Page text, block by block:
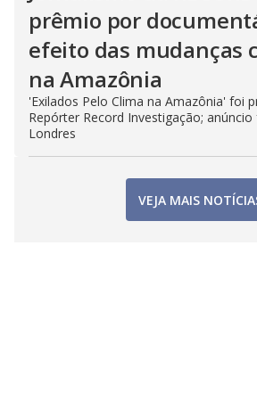
prêmio por
efeito das mudanças
na Amazônia
'Exilados Pelo Clima na Amazônia' foi
Repórter Record Investigação;
Londres
VEJA MAIS